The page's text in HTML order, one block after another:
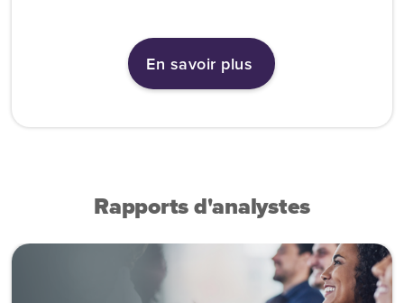
En savoir plus
Rapports d'analystes